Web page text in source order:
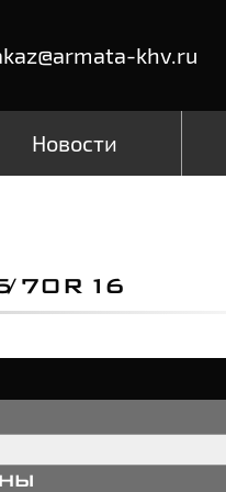
khv.ru
Новости
70R16